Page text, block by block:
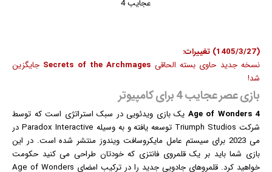
(1405/3/27) تغییرات:
نسخه جدید حاوی بسته الحاقی Secrets of the Archmages جایگزین
شد!
بازی عصر عجایب 4 برای کامپیوتر
Age of Wonders 4 یکبازی ویدئویی در سبک استراتژی است که توسط
شرکت Triumph Studios توسعه یافته و به وسیله Paradox Interactive در
می 2023 برای سیستم عامل مایکروسافت
ویندوزمنتشر شده است. در این
بازی شما باید بر یک قلمروی فانتزی که خودتان طراحی می کنید حکومت
خواهید کرد. قلمروهای جادویی جدید را در ترکیب امضای Age of Wonders